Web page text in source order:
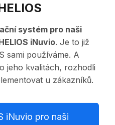
systém pro naši
iNuvio. Je to již
sami používáme. A
jeho kvalitách, rozhodli
u zákazníků.
iNuvio pro naši